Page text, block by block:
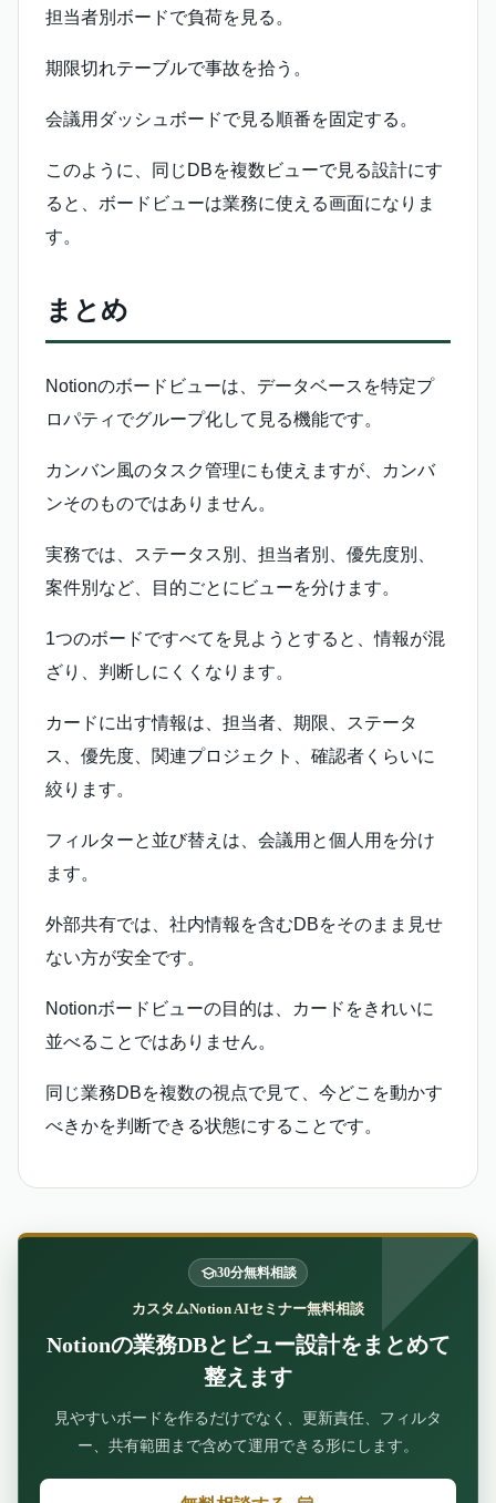
担当者別ボードで負荷を見る。
期限切れテーブルで事故を拾う。
会議用ダッシュボードで見る順番を固定する。
このように、同じDBを複数ビューで見る設計にす
ると、ボードビューは業務に使える画面になりま
す。
まとめ
Notionのボードビューは、データベースを特定プ
ロパティでグループ化して見る機能です。
カンバン風のタスク管理にも使えますが、カンバ
ンそのものではありません。
実務では、ステータス別、担当者別、優先度別、
案件別など、目的ごとにビューを分けます。
1つのボードですべてを見ようとすると、情報が混
ざり、判断しにくくなります。
カードに出す情報は、担当者、期限、ステータ
ス、優先度、関連プロジェクト、確認者くらいに
絞ります。
フィルターと並び替えは、会議用と個人用を分け
ます。
外部共有では、社内情報を含むDBをそのまま見せ
ない方が安全です。
Notionボードビューの目的は、カードをきれいに
並べることではありません。
同じ業務DBを複数の視点で見て、今どこを動かす
べきかを判断できる状態にすることです。
30分無料相談
カスタムNotion AIセミナー無料相談
Notionの業務DBとビュー設計をまとめて
整えます
見やすいボードを作るだけでなく、更新責任、フィルタ
ー、共有範囲まで含めて運用できる形にします。